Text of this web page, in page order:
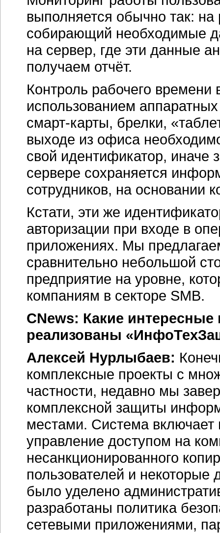
выполняется обычно так:
собирающий необходимые
на сервер, где эти данные
получаем отчёт.
Контроль рабочего
использованием
смарт-карты, брелки,
выходе из офиса
свой идентификатор, иначе
сервере сохраняется
сотрудников, на основании
Кстати, эти же
авторизации при входе в
приложениях. Мы
сравнительно небольшой
предприятие на уровне,
компаниям в секторе SMB.
CNews: Какие
реализованы
Алексей Нурлыбаев:
комплексные проекты с
частности, недавно мы
комплексной защиты
местами. Система
управление доступом на
несанкционированного
пользователей и
было уделено
разработаны политика
сетевыми приложениями,